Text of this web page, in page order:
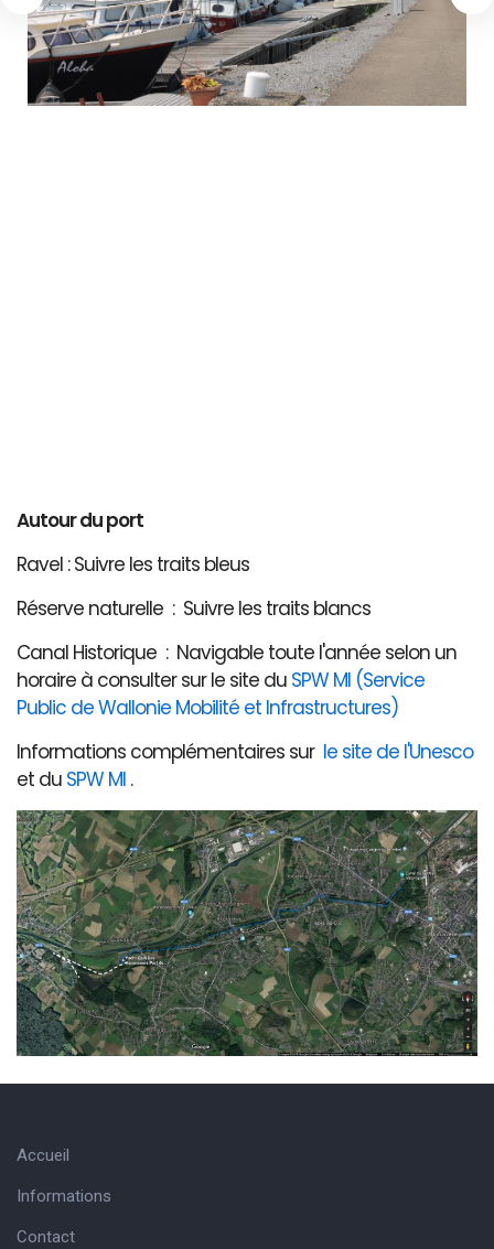
Autour du port
Ravel : Suivre les traits bleus
Réserve naturelle : Suivre les traits blancs
Canal Historique : Navigable toute l'année selon un
horaire à consulter sur le site du SPW MI (Service
Public de Wallonie Mobilité et Infrastructures)
Informations complémentaires sur le site de l'Unesco
et du SPW MI .
Accueil
Informations
Contact